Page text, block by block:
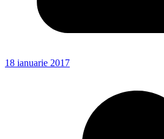
18 ianuarie 2017